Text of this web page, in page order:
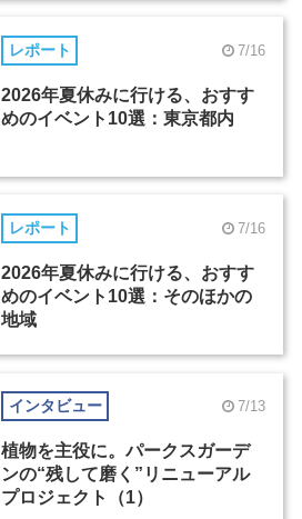
レポート 7/16
2026年夏休みに行ける、おすす
めのイベント10選：東京都内
レポート 7/16
2026年夏休みに行ける、おすす
めのイベント10選：そのほかの
地域
インタビュー 7/13
植物を主役に。パークスガーデ
ンの“残して磨く”リニューアル
プロジェクト（1）